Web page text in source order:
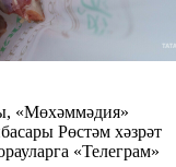
«Мөхәммәдия»
Рөстәм хәзрәт
«Телеграм»